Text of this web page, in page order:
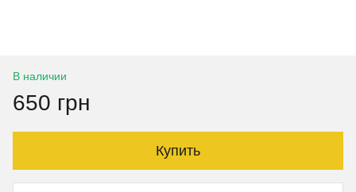
В наличии
650 грн
Купить